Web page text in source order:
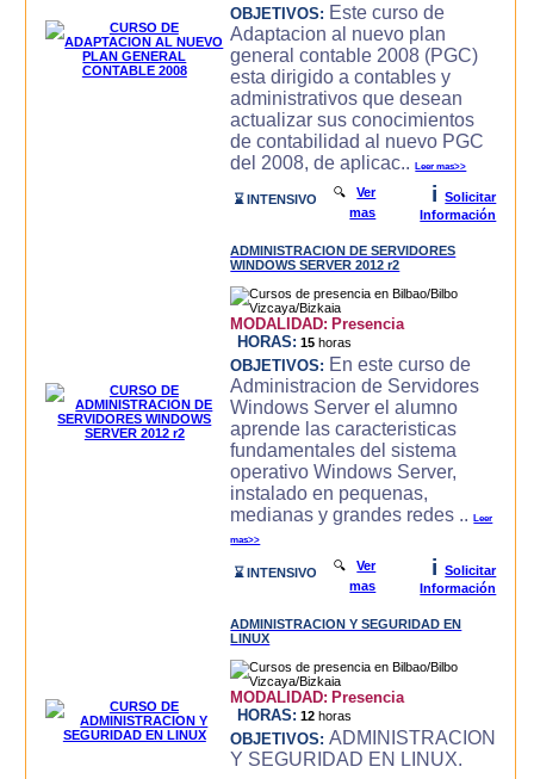
OBJETIVOS: Este curso de
Adaptacion al nuevo plan
general contable 2008 (PGC)
esta dirigido a contables y
administrativos que desean
actualizar sus conocimientos
de contabilidad al nuevo PGC
del 2008, de aplicac..Leer mas>>
⌛ INTENSIVO 🔍Ver
mas
i
Solicitar
Información
ADMINISTRACION DE SERVIDORES
WINDOWS SERVER 2012 r2
MODALIDAD: Presencia
HORAS: 15 horas
OBJETIVOS: En este curso de
Administracion de Servidores
Windows Server el alumno
aprende las caracteri­sticas
fundamentales del sistema
operativo Windows Server,
instalado en pequenas,
medianas y grandes redes ..Leer
mas>>
⌛ INTENSIVO 🔍Ver
mas
i
Solicitar
Información
ADMINISTRACION Y SEGURIDAD EN
LINUX
MODALIDAD: Presencia
HORAS: 12 horas
OBJETIVOS: ADMINISTRACION
Y SEGURIDAD EN LINUX.